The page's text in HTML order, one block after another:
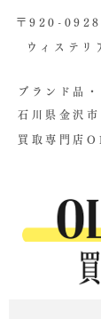
〒920-0928
ウィステリ
ブランド品
石川県金沢
買取専門店